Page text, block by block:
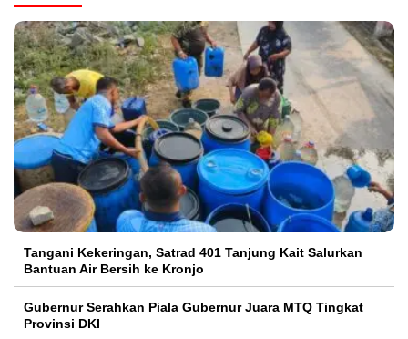
Tangani Kekeringan, Satrad 401 Tanjung Kait Salurkan
Bantuan Air Bersih ke Kronjo
Gubernur Serahkan Piala Gubernur Juara MTQ Tingkat
Provinsi DKI